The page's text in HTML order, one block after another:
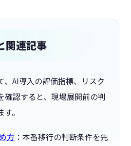
関連記事
、AI導入の評価指標、リスク
確認すると、現場展開前の判
。
方 ：本番移行の判断条件を先